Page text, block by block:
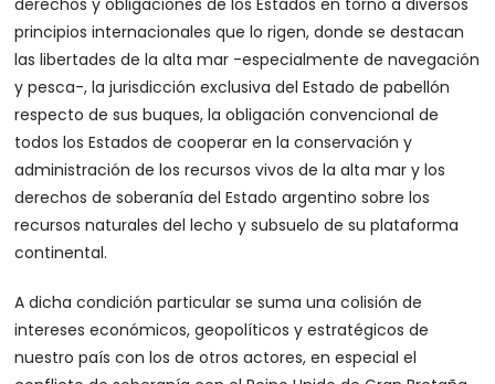
derechos y obligaciones de los Estados en torno a diversos
principios internacionales que lo rigen, donde se destacan
las libertades de la alta mar -especialmente de navegación
y pesca-, la jurisdicción exclusiva del Estado de pabellón
respecto de sus buques, la obligación convencional de
todos los Estados de cooperar en la conservación y
administración de los recursos vivos de la alta mar y los
derechos de soberanía del Estado argentino sobre los
recursos naturales del lecho y subsuelo de su plataforma
continental.
A dicha condición particular se suma una colisión de
intereses económicos, geopolíticos y estratégicos de
nuestro país con los de otros actores, en especial el